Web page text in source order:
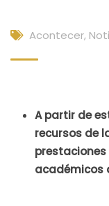
Acontecer,
A partir de
recursos de
académicos